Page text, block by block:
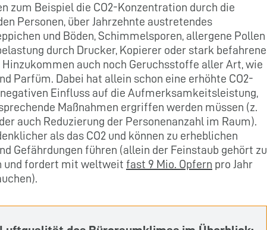
zum Beispiel die CO2-Konzentration durch die
Personen, über Jahrzehnte austretendes
und Böden, Schimmelsporen, allergene Pollen
durch Drucker, Kopierer oder stark befahrene
auch noch Geruchsstoffe aller Art, wie
Parfüm. Dabei hat allein schon eine erhöhte CO2-
Einfluss auf die Aufmerksamkeitsleistung,
Maßnahmen ergriffen werden müssen (z.
auch Reduzierung der Personenanzahl im Raum).
als das CO2 und können zu erheblichen
Gefährdungen führen (allein der Feinstaub gehört zu
und fordert mit weltweit fast 9 Mio. Opfern pro Jahr